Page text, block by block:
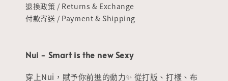
退換政策 / Returns & Exchange
付款寄送 / Payment & Shipping
Nui - Smart is the new Sexy
穿上Nui，賦予你前進的動力✨ 從打版、打樣、布